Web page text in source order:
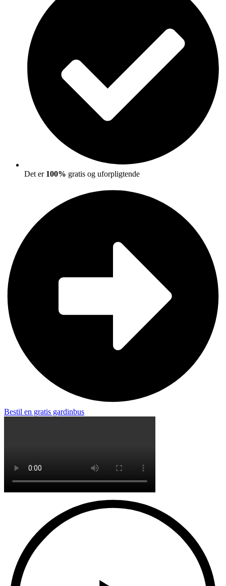
Det er 100% gratis og uforpligtende
Bestil en gratis gardinbus